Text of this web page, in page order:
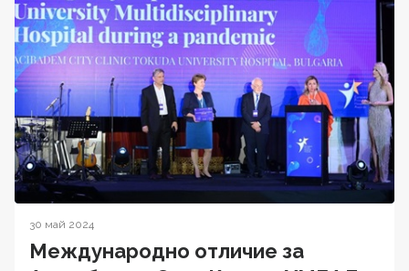
30 май 2024
Международно отличие за